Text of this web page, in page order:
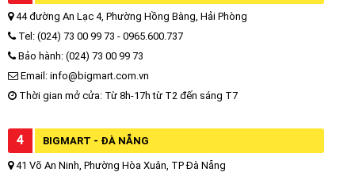
44 đường An Lạc 4, Phường Hồng Bàng, Hải Phòng
Tel: (024) 73 00 99 73 - 0965.600.737
Bảo hành: (024) 73 00 99 73
Email: info@bigmart.com.vn
Thời gian mở cửa: Từ 8h-17h từ T2 đến sáng T7
4 BIGMART - ĐÀ NẴNG
41 Võ An Ninh, Phường Hòa Xuân, TP Đà Nẵng